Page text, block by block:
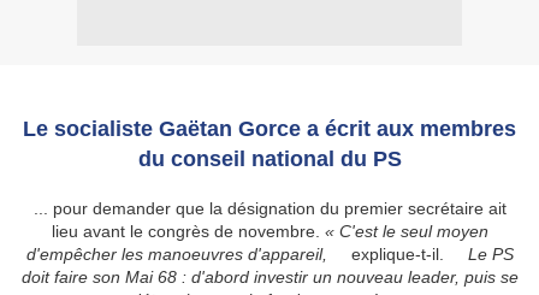
Le socialiste Gaëtan Gorce a écrit aux membres
du conseil national du PS
... pour demander que la désignation du premier secrétaire ait
lieu avant le congrès de novembre. « C'est le seul moyen
d'empêcher les manoeuvres d'appareil,
explique-t-il. Le PS
doit faire son Mai 68 : d'abord investir un nouveau leader, puis se